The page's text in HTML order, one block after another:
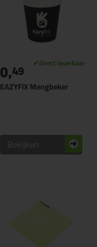
EAZYFIX Mengbeker
0,49
Bekijken